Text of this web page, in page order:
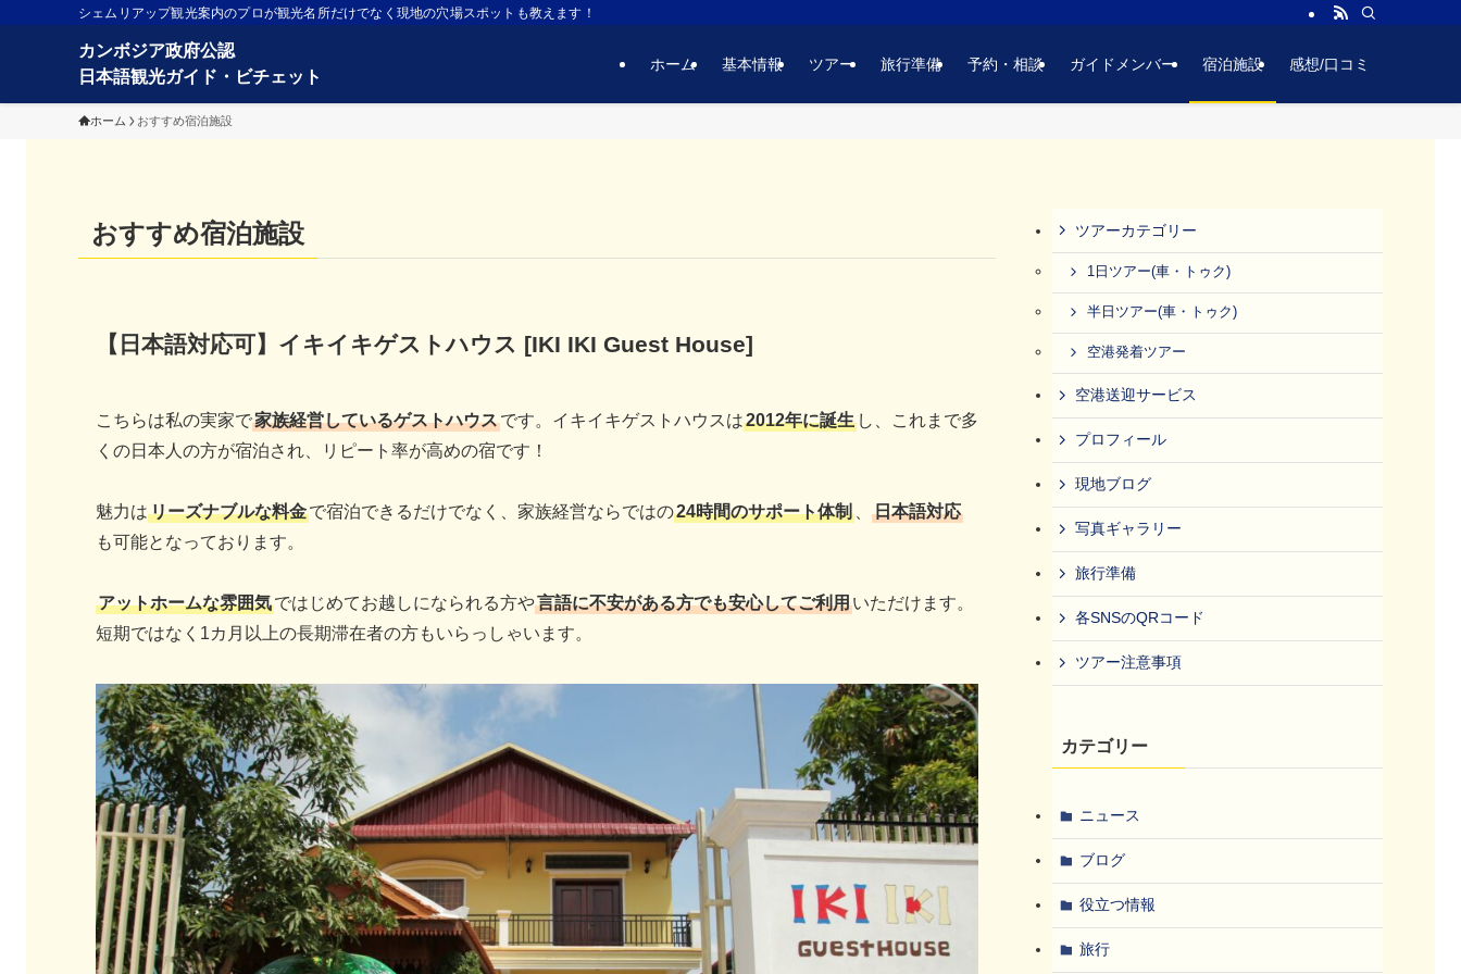
シェムリアップ観光案内のプロが観光名所だけでなく現地の穴場スポットも教えます！
ホーム 基本情報 ツアー 旅行準備 予約・相談 ガイドメンバー 宿泊施設 感想/口コミ
ホーム おすすめ宿泊施設
おすすめ宿泊施設
【日本語対応可】 イキイキゲストハウス [IKI IKI Guest House]
こちらは私の実家で家族経営しているゲストハウスです。イキイキゲストハウスは2012年に誕生 し、これまで多
くの日本人の方が宿泊され、リピート率が高めの宿です！
魅力はリーズナブルな料金で宿泊できるだけでなく、 家族経営ならではの24時間のサポート体制
日本語対応
も可能となっております。
アットホームな雰囲気ではじめてお越しになられる方や言語に不安がある方でも安心してご利用いただけます。
短期ではなく1カ月以上の長期滞在者の方もいらっしゃいます。
ツアーカテゴリー
1日ツアー(車・トゥク)
半日ツアー(車・トゥク)
空港発着ツアー
空港送迎サービス
プロフィール
現地ブログ
写真ギャラリー
旅行準備
各SNSのQRコード
ツアー注意事項
カテゴリー
ニュース
ブログ
役立つ情報
旅行